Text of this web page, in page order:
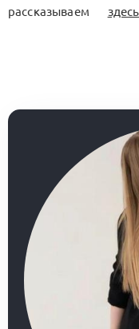
рассказываем здесь